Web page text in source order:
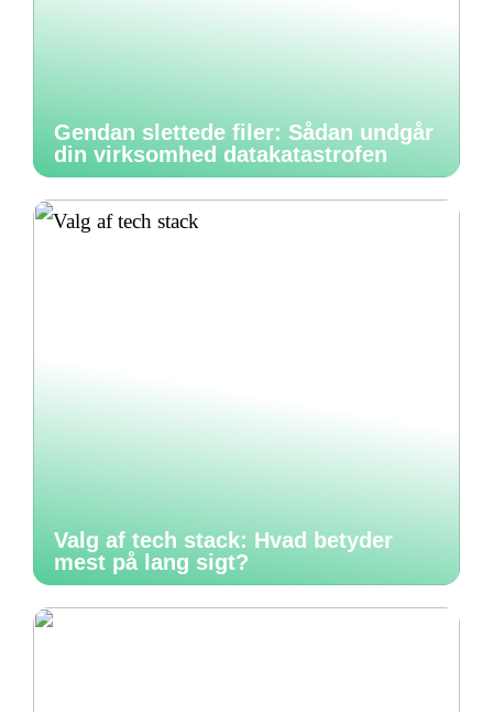
Gendan slettede filer: Sådan undgår
din virksomhed datakatastrofen
Valg af tech stack: Hvad betyder
mest på lang sigt?